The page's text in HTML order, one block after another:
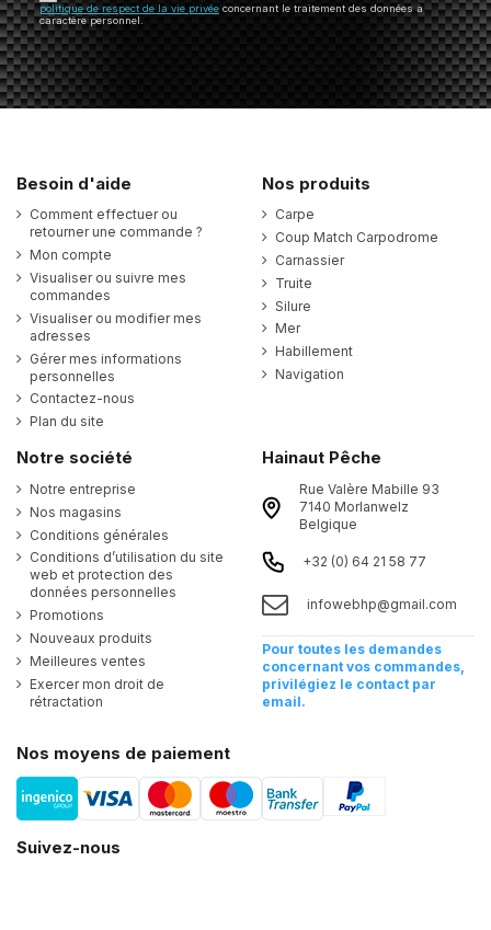
politique de respect de la vie privéeconcernant le traitement des données à
caractère personnel.
Besoin d'aide
Comment effectuer ou
retourner une commande ?
Mon compte
Visualiser ou suivre mes
commandes
Visualiser ou modifier mes
adresses
Gérer mes informations
personnelles
Contactez-nous
Plan du site
Nos produits
Carpe
Coup Match Carpodrome
Carnassier
Truite
Silure
Mer
Habillement
Navigation
Notre société
Notre entreprise
Nos magasins
Conditions générales
Conditions d’utilisation du site
web et protection des
données personnelles
Promotions
Nouveaux produits
Meilleures ventes
Exercer mon droit de
rétractation
Hainaut Pêche
Rue Valère Mabille 93
7140 Morlanwelz
Belgique
+32 (0) 64 21 58 77
infowebhp@gmail.com
Pour toutes les demandes
concernant vos commandes,
privilégiez le contact par
email.
Nos moyens de paiement
Suivez-nous